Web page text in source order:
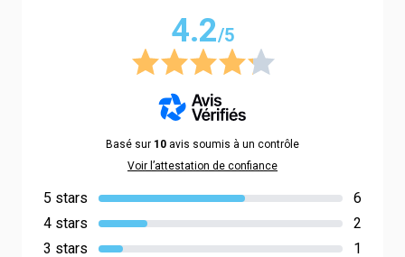
4.2/5
Basé sur 10 avis soumis à un contrôle
Voir l’attestation de confiance
5 stars
6
4 stars
2
3 stars
1